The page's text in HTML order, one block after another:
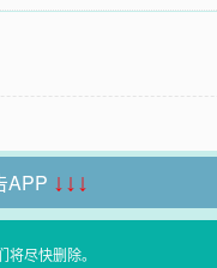
APP ↓↓↓
尽快删除。